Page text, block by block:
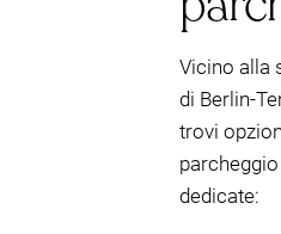
Vicino alla
di Berlin-
trovi
parcheggio
dedicate: